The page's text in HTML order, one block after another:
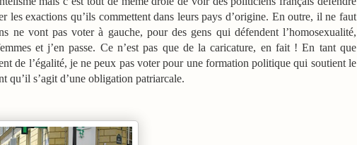
les exactions qu’ils commettent dans leurs pays d’origine. En outre, il ne faut
ne vont pas voter à gauche, pour des gens qui défendent l’homosexualité,
et j’en passe. Ce n’est pas que de la caricature, en fait ! En tant que
de l’égalité, je ne peux pas voter pour une formation politique qui soutient le
qu’il s’agit d’une obligation patriarcale.